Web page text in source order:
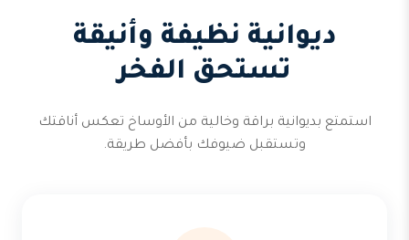
ديوانية نظيفة وأنيقة
تستحق الفخر
استمتع بديوانية براقة وخالية من الأوساخ تعكس أناقتك
وتستقبل ضيوفك بأفضل طريقة.